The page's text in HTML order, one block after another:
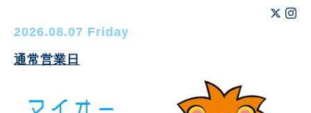
2026.08.07 Friday
通常営業日